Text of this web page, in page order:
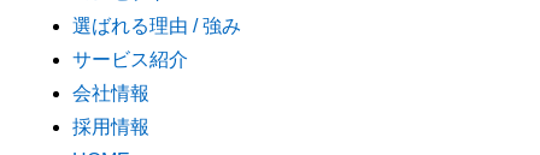
選ばれる理由 / 強み
サービス紹介
会社情報
採用情報